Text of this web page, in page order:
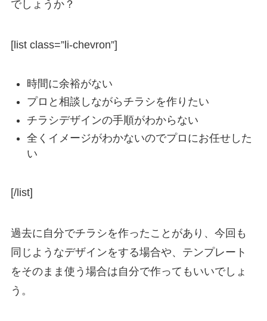
でしょうか？
[list class=”li-chevron”]
時間に余裕がない
プロと相談しながらチラシを作りたい
チラシデザインの手順がわからない
全くイメージがわかないのでプロにお任せした
い
[/list]
過去に自分でチラシを作ったことがあり、今回も
同じようなデザインをする場合や、テンプレート
をそのまま使う場合は自分で作ってもいいでしょ
う。